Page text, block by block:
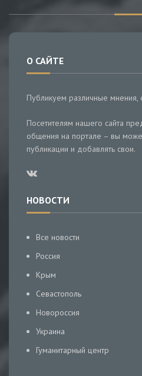
О САЙТЕ
Публикуем различные мнения,
Посетителям нашего сайта
общения на портале – вы
публикации и добавлять свои.
НОВОСТИ
Все новости
Россия
Крым
Севастополь
Новороссия
Украина
Гуманитарный центр